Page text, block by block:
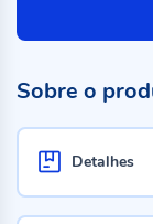
Sobre o
Detalhes